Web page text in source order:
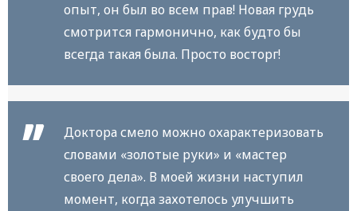
опыт, он был во всем прав! Новая грудь
смотрится гармонично, как будто бы
всегда такая была. Просто восторг!
Доктора смело можно охарактеризовать
словами «золотые руки» и «мастер
своего дела». В моей жизни наступил
момент, когда захотелось улучшить